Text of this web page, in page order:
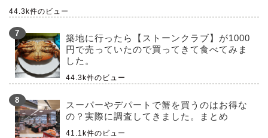
44.3k件のビュー
築地に行ったら【ストーンクラブ】が1000
円で売っていたので買ってきて食べてみま
した。
44.3k件のビュー
スーパーやデパートで蟹を買うのはお得な
の？実際に調査してきました。まとめ
41.1k件のビュー